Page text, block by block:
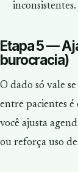
inconsistentes.
Etapa 5 —
burocracia)
O dado só vale
entre pacientes
você ajusta
ou reforça uso